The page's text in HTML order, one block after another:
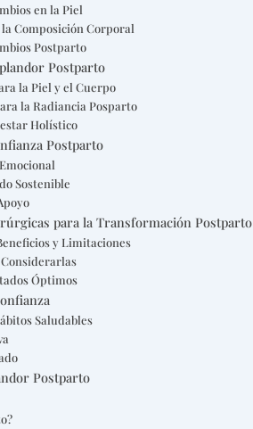
en la Piel
Composición Corporal
Postparto
Postparto
la Piel y el Cuerpo
la Radiancia Posparto
Holístico
Postparto
Sostenible
para la Transformación Postparto
y Limitaciones
Óptimos
Saludables
Postparto